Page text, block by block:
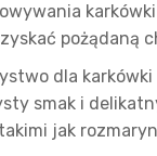
pożądaną
dla
smak i
jak